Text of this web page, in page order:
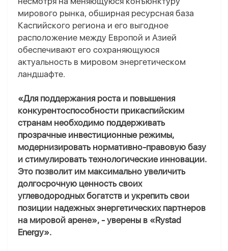
мирового рынка, обширная ресурсная база
Каспийского региона и его выгодное
расположение между Европой и Азией
обеспечивают его сохраняющуюся
актуальность в мировом энергетическом
ландшафте.
«Для поддержания роста и повышения
конкурентоспособности прикаспийским
странам необходимо поддерживать
прозрачные инвестиционные режимы,
модернизировать нормативно-правовую базу
и стимулировать технологические инновации.
Это позволит им максимально увеличить
долгосрочную ценность своих
углеводородных богатств и укрепить свои
позиции надежных энергетических партнеров
на мировой арене», - уверены в «Rystad
Energy».